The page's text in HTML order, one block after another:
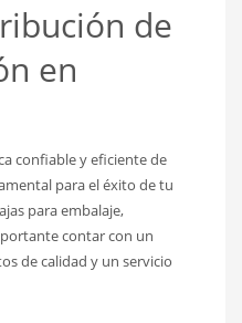
de
en
confiable y eficiente de
para el éxito de tu
para embalaje,
contar con un
de calidad y un servicio